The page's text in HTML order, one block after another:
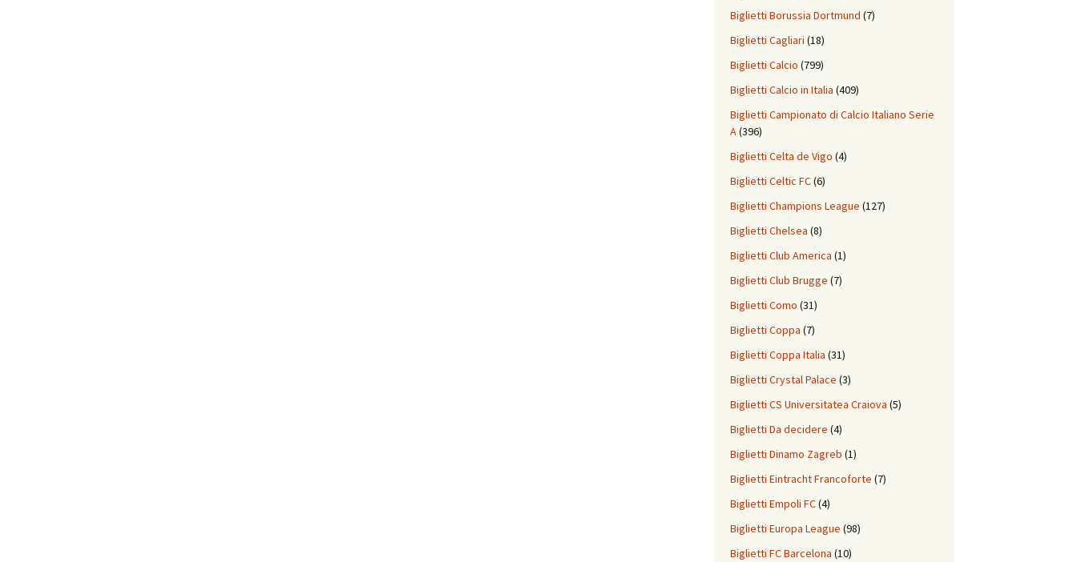
Biglietti Borussia Dortmund (7)
Biglietti Cagliari (18)
Biglietti Calcio (799)
Biglietti Calcio in Italia (409)
Biglietti Campionato di Calcio Italiano Serie
A(396)
Biglietti Celta de Vigo (4)
Biglietti Celtic FC(6)
Biglietti Champions League (127)
Biglietti Chelsea (8)
Biglietti Club America (1)
Biglietti Club Brugge (7)
Biglietti Como (31)
Biglietti Coppa (7)
Biglietti Coppa Italia (31)
Biglietti Crystal Palace (3)
Biglietti CS Universitatea Craiova (5)
Biglietti Da decidere (4)
Biglietti Dinamo Zagreb (1)
Biglietti Eintracht Francoforte (7)
Biglietti Empoli FC(4)
Biglietti Europa League (98)
Biglietti FC Barcelona (10)